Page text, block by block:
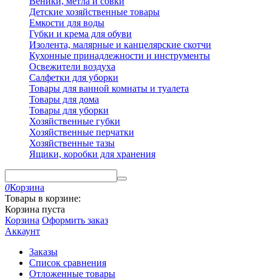
Детские хозяйственные товары
Емкости для воды
Губки и крема для обуви
Изолента, малярные и канцелярские скотчи
Кухонные принадлежности и инструменты
Освежители воздуха
Салфетки для уборки
Товары для ванной комнаты и туалета
Товары для дома
Товары для уборки
Хозяйственные губки
Хозяйственные перчатки
Хозяйственные тазы
Ящики, коробки для хранения
0Корзина
Товары в корзине:
Корзина пуста
Корзина Оформить заказ
Аккаунт
Заказы
Список сравнения
Отложенные товары